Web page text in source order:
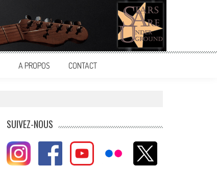
A PROPOS CONTACT
SUIVEZ-NOUS